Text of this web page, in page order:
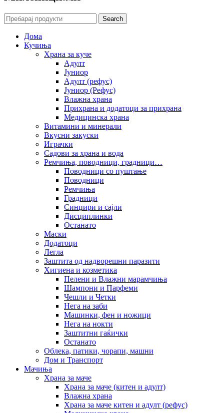
Search
Дома
Кучиња
Храна за куче
Адулт
Јуниор
Адулт (рефус)
Јуниор (Рефус)
Влажна храна
Прихрана и додатоци за прихрана
Медицинска храна
Витамини и минерали
Вкусни закуски
Играчки
Садови за храна и вода
Ремчиња, поводници, градници…
Поводници со пуштање
Поводници
Ремчиња
Градници
Синџири и сајли
Дисциплинки
Останато
Маски
Додатоци
Легла
Заштита од надворешни паразити
Хигиена и козметика
Пелени и Влажни марамчиња
Шампони и Парфеми
Чешли и Четки
Нега на заби
Машинки, фен и ножици
Нега на нокти
Заштитни гаќички
Останато
Облека, патики, чорапи, машни
Дом и Транспорт
Мачиња
Храна за маче
Храна за маче (китен и адулт)
Влажна храна
Храна за маче китен и адулт (рефус)